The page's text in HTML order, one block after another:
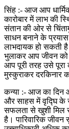
सिंह :- आज आप
कारोबार में लाभ की
संतान की ओर से
साधन बनाने के
लाभदायक हो सकती
भुलाकर आप जीवन को
आप पूरी तरह उसे पूरा
मुस्कुराकर
कन्या :- आज का दिन
और साहस में वृद्घि के
सफलता से खुशी मिल
है। पारिवारिक जीवन